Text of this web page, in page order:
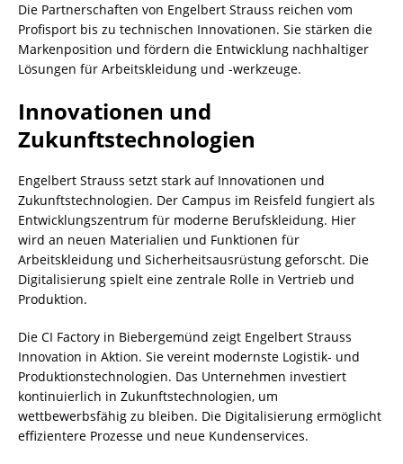
Die Partnerschaften von Engelbert Strauss reichen vom
Profisport bis zu technischen Innovationen. Sie stärken die
Markenposition und fördern die Entwicklung nachhaltiger
Lösungen für Arbeitskleidung und -werkzeuge.
Innovationen und
Zukunftstechnologien
Engelbert Strauss setzt stark auf Innovationen und
Zukunftstechnologien. Der Campus im Reisfeld fungiert als
Entwicklungszentrum für moderne Berufskleidung. Hier
wird an neuen Materialien und Funktionen für
Arbeitskleidung und Sicherheitsausrüstung geforscht. Die
Digitalisierung spielt eine zentrale Rolle in Vertrieb und
Produktion.
Die CI Factory in Biebergemünd zeigt Engelbert Strauss
Innovation in Aktion. Sie vereint modernste Logistik- und
Produktionstechnologien. Das Unternehmen investiert
kontinuierlich in Zukunftstechnologien, um
wettbewerbsfähig zu bleiben. Die Digitalisierung ermöglicht
effizientere Prozesse und neue Kundenservices.